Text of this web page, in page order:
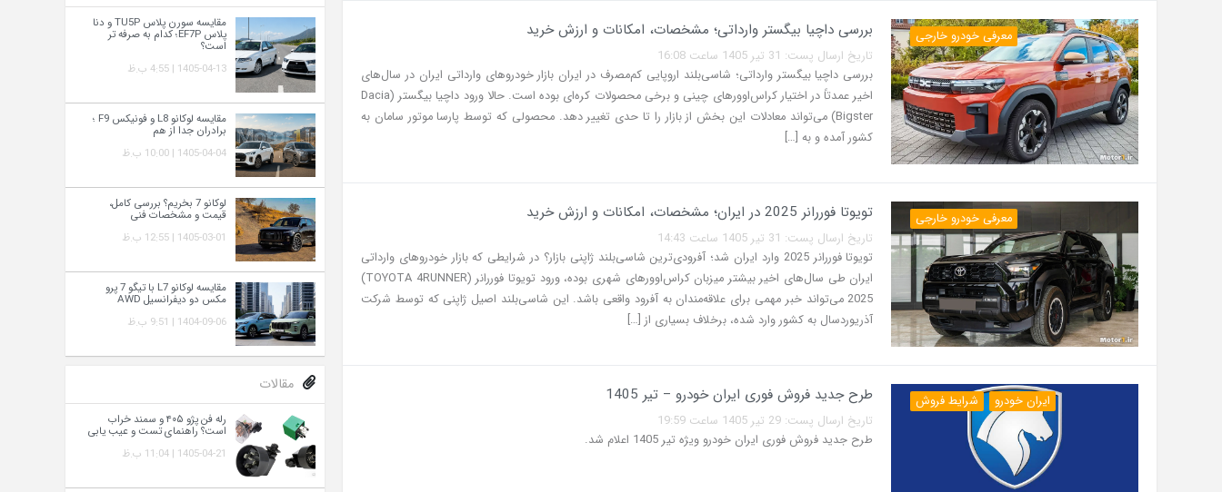
معرفی خودرو خارجی بررسی داچیا بیگستر وارداتی؛ مشخصات، امکانات و ارزش خرید
تاریخ ارسال پست: 31 تیر 1405 ساعت 16:08
بررسی داچیا بیگستر وارداتی؛ شاسی‌بلند اروپایی کم‌مصرف در ایران بازار خودروهای وارداتی ایران در سال‌های
اخیر عمدتاً در اختیار کراس‌اوورهای چینی و برخی محصولات کره‌ای بوده است. حالا ورود داچیا بیگستر (Dacia
Bigster) می‌تواند معادلات این بخش از بازار را تا حدی تغییر دهد. محصولی که توسط پارسا موتور سامان به
کشور آمده و به […]
معرفی خودرو خارجی تویوتا فوررانر 2025 در ایران؛ مشخصات، امکانات و ارزش خرید
تاریخ ارسال پست: 31 تیر 1405 ساعت 14:43
تویوتا فوررانر 2025 وارد ایران شد؛ آفرودی‌ترین شاسی‌بلند ژاپنی بازار؟ در شرایطی که بازار خودروهای وارداتی
ایران طی سال‌های اخیر بیشتر میزبان کراس‌اوورهای شهری بوده، ورود تویوتا فوررانر (TOYOTA 4RUNNER)
2025 می‌تواند خبر مهمی برای علاقه‌مندان به آفرود واقعی باشد. این شاسی‌بلند اصیل ژاپنی که توسط شرکت
آذریوردسال به کشور وارد شده، برخلاف بسیاری از […]
ایران خودرو شرایط فروش طرح جدید فروش فوری ایران خودرو – تیر 1405
تاریخ ارسال پست: 29 تیر 1405 ساعت 19:59
طرح جدید فروش فوری ایران خودرو ویژه تیر 1405 اعلام شد.
مقایسه سورن پلاس TU5P و دنا
پلاس EF7P؛ کدام به‌ صرفه‌ تر
است؟
1405-04-13 | 4:55 ب.ظ
مقایسه لوکانو L8 و فونیکس F9 ؛
برادران جدا از هم
1405-04-04 | 10:00 ب.ظ
لوکانو 7 بخریم؟ بررسی کامل،
قیمت و مشخصات فنی
1405-03-01 | 12:55 ب.ظ
مقایسه لوکانو L7 با تیگو 7 پرو
مکس دو دیفرانسیل AWD
1404-09-06 | 9:51 ب.ظ
مقالات
رله فن پژو ۴۰۵ و سمند خراب
است؟ راهنمای تست و عیب‌ یابی
1405-04-21 | 11:04 ب.ظ